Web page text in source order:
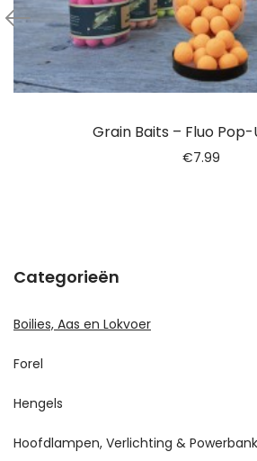
Grain Baits – Fluo
€7.99
Categorieën
Boilies, Aas en Lokvoer
Forel
Hengels
Hoofdlampen, Verlichting &